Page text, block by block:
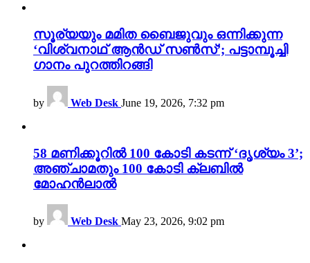
സൂര്യയും മമിത ബൈജുവും ഒന്നിക്കുന്ന
‘വിശ്വനാഥ് ആൻഡ് സൺസ്’; പട്ടാമ്പൂച്ചി
ഗാനം പുറത്തിറങ്ങി
by Web Desk June 19, 2026, 7:32 pm
58 മണിക്കൂറിൽ 100 കോടി കടന്ന് ‘ദൃശ്യം 3’;
അഞ്ചാമതും 100 കോടി ക്ലബിൽ
മോഹൻലാൽ
by Web Desk May 23, 2026, 9:02 pm